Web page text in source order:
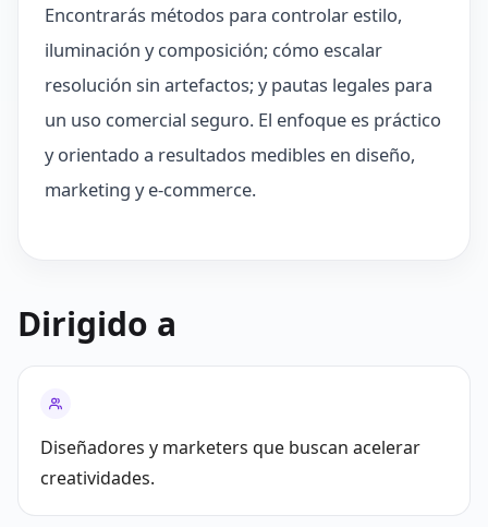
Encontrarás métodos para controlar estilo,
iluminación y composición; cómo escalar
resolución sin artefactos; y pautas legales para
un uso comercial seguro. El enfoque es práctico
y orientado a resultados medibles en diseño,
marketing y e‑commerce.
Dirigido a
Diseñadores y marketers que buscan acelerar
creatividades.